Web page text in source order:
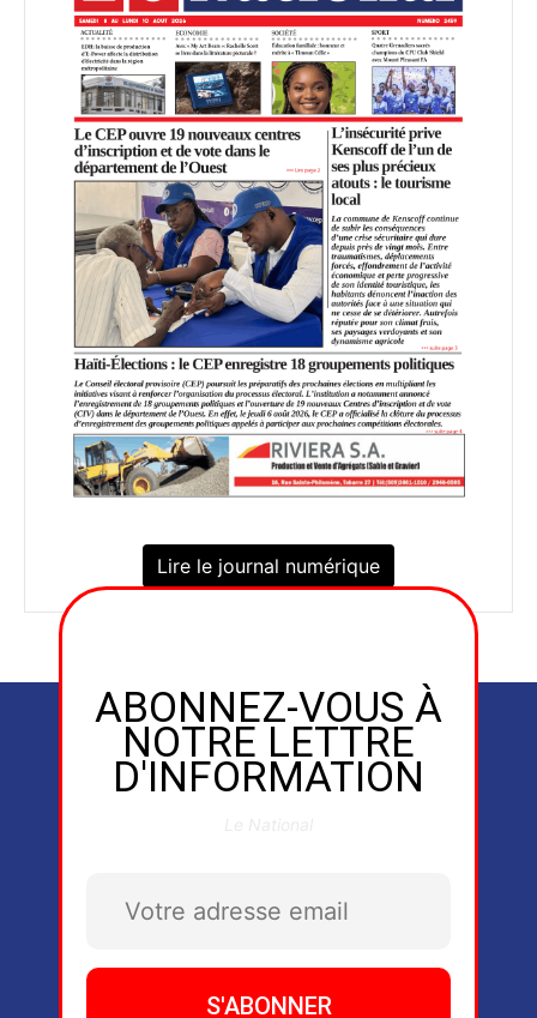
Lire le journal numérique
ABONNEZ-VOUS À
NOTRE LETTRE
D'INFORMATION